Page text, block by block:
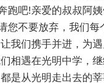
跑吧!亲爱的叔叔阿
您不要放弃，我们每
我们携手并进，为
相遇在光明中学，
是从光明走出去的